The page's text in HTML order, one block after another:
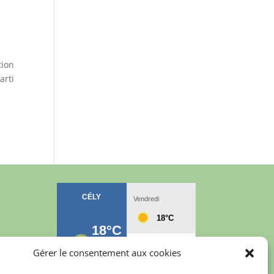
Gérer le consentement aux cookies